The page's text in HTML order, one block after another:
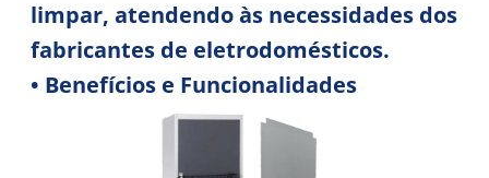
limpar, atendendo às necessidades dos
fabricantes de eletrodomésticos.
• Benefícios e Funcionalidades